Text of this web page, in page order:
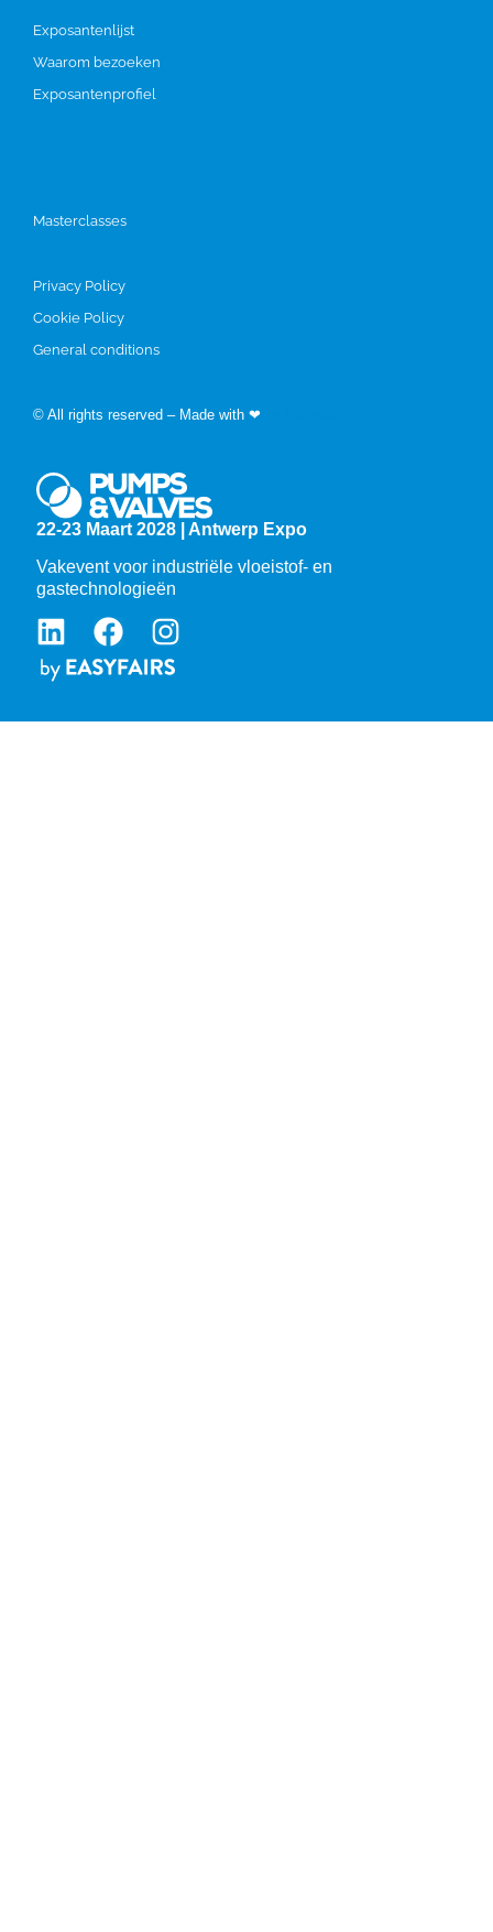
22-23 Maart 2028 | Antwerp Expo
Vakevent voor industriële vloeistof- en
gastechnologieën
Exposantenlijst
Waarom bezoeken
Exposantenprofiel
Masterclasses
Privacy Policy
Cookie Policy
General conditions
© All rights reserved – Made with ❤